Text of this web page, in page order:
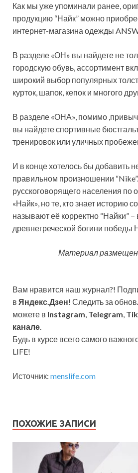
Как мы уже упоминали ранее,
продукцию “Найк” можно
интернет-магазина одежды
В разделе «ОН» вы найдете не
городскую обувь, ассортимент
широкий выбор популярных
курток, шапок, кепок и многого
В разделе «ОНА», помимо
вы найдете спортивные
тренировок или уличных
И в конце хотелось бы добавить
правильном произношении
русскоговорящего населения по
«Найк», но те, кто знает историю
называют её корректно “Найки” −
древнегреческой богини победы
Материал размещен
Вам нравится наш журнал?!
в Яндекс.Дзен! Следить за
можете в Instagram, Telegram,
канале.
Будь в курсе всего самого
LIFE!
Источник: menslife.com
ПОХОЖИЕ ЗАПИСИ